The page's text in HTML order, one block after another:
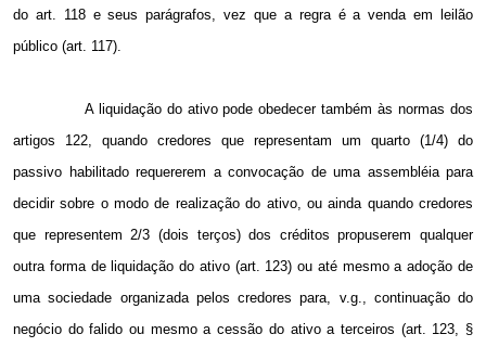
do art. 118 e seus parágrafos, vez que a regra é a venda em leilão
público (art. 117).
A liquidação do ativo pode obedecer também às normas dos
artigos 122, quando credores que representam um quarto (1/4) do
passivo habilitado requererem a convocação de uma assembléia para
decidir sobre o modo de realização do ativo, ou ainda quando credores
que representem 2/3 (dois terços) dos créditos propuserem qualquer
outra forma de liquidação do ativo (art. 123) ou até mesmo a adoção de
uma sociedade organizada pelos credores para, v.g., continuação do
negócio do falido ou mesmo a cessão do ativo a terceiros (art. 123, §